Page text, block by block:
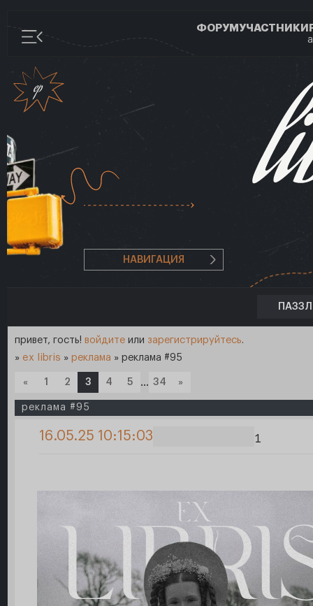
ФОРУМУЧАСТНИКИ
НАВИГАЦИЯ
привет, гость! войдите или зарегистрируйтесь.
» ex libris » реклама » реклама #95
« 1 2 3 4 5 … 34 »
реклама #95
1
16.05.25 10:15:03